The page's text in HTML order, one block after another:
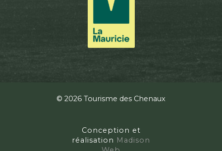
© 2026 Tourisme des Chenaux
Conception et
réalisation Madison